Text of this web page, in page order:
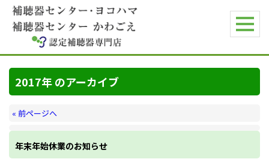
2017年 のアーカイブ
« 前ページへ
年末年始休業のお知らせ